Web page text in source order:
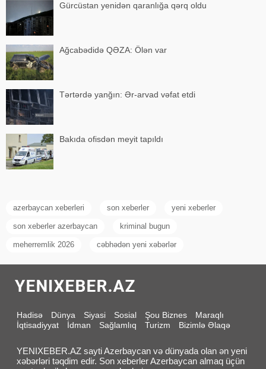
Gürcüstan yenidən qaranlığa qərq oldu
Ağcabədidə QƏZA: Ölən var
Tərtərdə yanğın: Ər-arvad vəfat etdi
Bakıda ofisdən meyit tapıldı
azerbaycan xeberleri son xeberler yeni xeberler
son xeberler azerbaycan kriminal bugun
meherremlik 2026 cəbhədən yeni xəbərlər
Hadisə Dünya Siyasi Sosial Şou Biznes
Maraqlı
İqtisadiyyat
İdman Sağlamlıq Turizm Bizimlə Əlaqə
YENIXEBER.AZ sayti Azerbaycan və dünyada olan ən yeni
xəbərləri təqdim edir. Son xeberler Azerbaycan almaq üçün